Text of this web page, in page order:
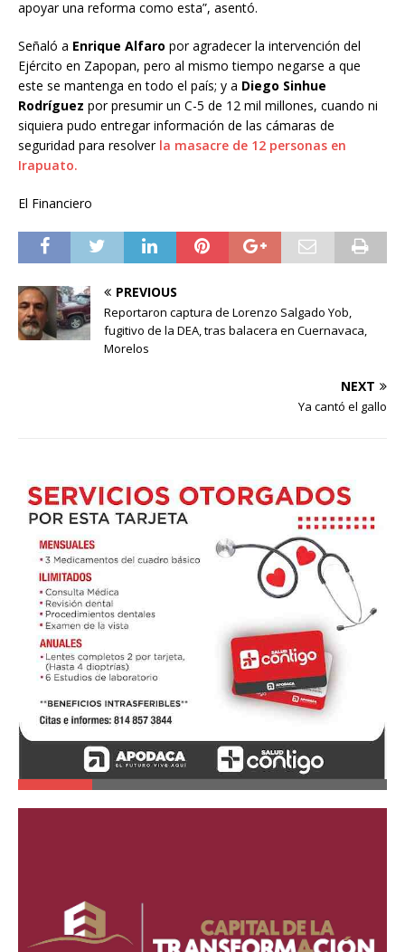
apoyar una reforma como esta”, asentó.
Señaló a Enrique Alfaro por agradecer la intervención del
Ejército en Zapopan, pero al mismo tiempo negarse a que
este se mantenga en todo el país; y a Diego Sinhue
Rodríguez por presumir un C-5 de 12 mil millones, cuando ni
siquiera pudo entregar información de las cámaras de
seguridad para resolver la masacre de 12 personas en
Irapuato.
El Financiero
PREVIOUS
Reportaron captura de Lorenzo Salgado Yob,
fugitivo de la DEA, tras balacera en Cuernavaca,
Morelos
NEXT
Ya cantó el gallo